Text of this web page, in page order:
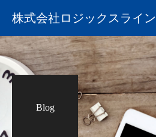
株式会社ロジックスライン
Blog